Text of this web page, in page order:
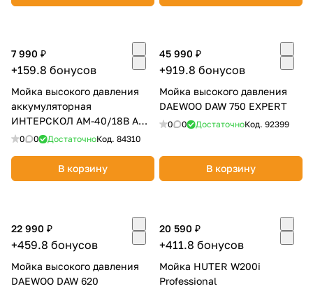
7 990 ₽
+159.8 бонусов
Мойка высокого давления
аккумуляторная
ИНТЕРСКОЛ АМ-40/18В АПИ
(Li-Ion, без АКБ и ЗУ, кейс)
0 0 ДостаточноКод. 84310
В корзину
45 990 ₽
+919.8 бонусов
Мойка высокого давления
DAEWOO DAW 750 EXPERT
0 0 ДостаточноКод. 92399
В корзину
22 990 ₽
+459.8 бонусов
Мойка высокого давления
DAEWOO DAW 620
20 590 ₽
+411.8 бонусов
Мойка HUTER W200i
Professional
Оставшиеся
% будут
списыватьсяс вашей карты
по25%каждые 2 недели
Подробнее
25
Остались вопросы?
8 800 302-02-51